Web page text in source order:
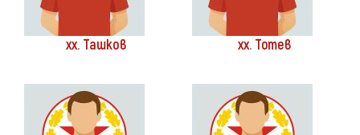
хх. Ташков хх. Тотев